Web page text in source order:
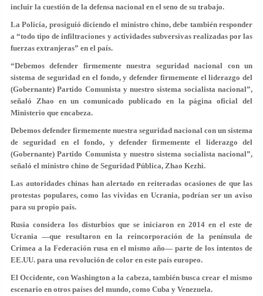
incluir la cuestión de la defensa nacional en el seno de su trabajo.
La Policía, prosiguió diciendo el ministro chino, debe también responder
a “todo tipo de infiltraciones y actividades subversivas realizadas por las
fuerzas extranjeras” en el país.
“Debemos defender firmemente nuestra seguridad nacional con un
sistema de seguridad en el fondo, y defender firmemente el liderazgo del
(Gobernante) Partido Comunista y nuestro sistema socialista nacional”,
señaló Zhao en un comunicado publicado en la página oficial del
Ministerio que encabeza.
Debemos defender firmemente nuestra seguridad nacional con un sistema
de seguridad en el fondo, y defender firmemente el liderazgo del
(Gobernante) Partido Comunista y nuestro sistema socialista nacional”,
señaló el ministro chino de Seguridad Pública, Zhao Kezhi.
Las autoridades chinas han alertado en reiteradas ocasiones de que las
protestas populares, como las vividas en Ucrania, podrían ser un aviso
para su propio país.
Rusia considera los disturbios que se iniciaron en 2014 en el este de
Ucrania —que resultaron en la reincorporación de la península de
Crimea a la Federación rusa en el mismo año— parte de los intentos de
EE.UU. para una revolución de color en este país europeo.
El Occidente, con Washington a la cabeza, también busca crear el mismo
escenario en otros países del mundo, como Cuba y Venezuela.